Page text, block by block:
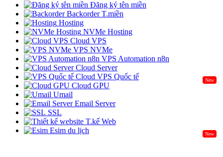
Đăng ký tên miền
Backorder T.miền
Hosting
NVMe Hosting
Cloud VPS
VPS NVMe
VPS Automation n8n
Cloud Server
Cloud VPS Quốc tế
New
Cloud GPU
Umail
Email Server
SSL
T.kế Web
Esim du lịch
New